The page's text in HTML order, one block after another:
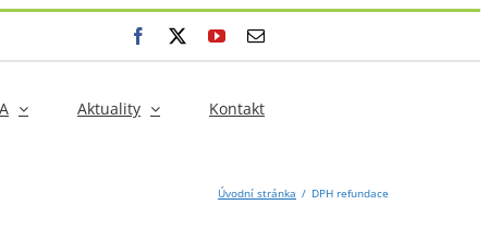
Facebook YouTube
E-
Aktuality Kontakt
Úvodní stránka DPH refundace